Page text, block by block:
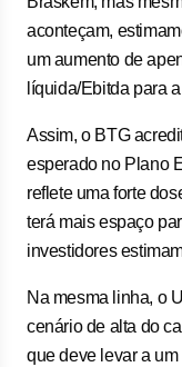
aconteçam,
um aumento de
líquida/Ebitda para
Assim, o BTG
esperado no Plano
reflete uma forte
terá mais espaço
investidores
Na mesma linha, o
cenário de alta do
que deve levar a